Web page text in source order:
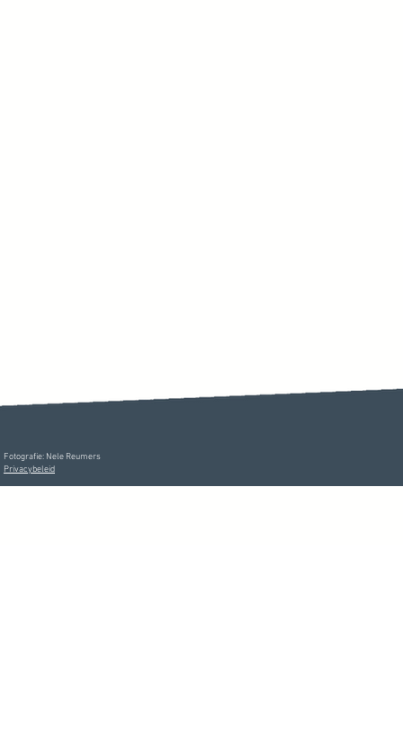
Fotografie: Nele Reumers
Privacybeleid